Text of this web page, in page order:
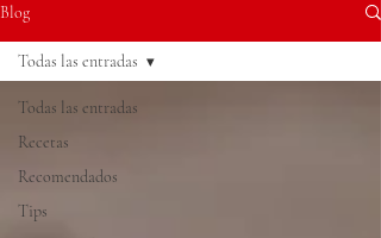
Blog
Todas las entradas
Recetas
Recomendados
Tips
Todas las entradas